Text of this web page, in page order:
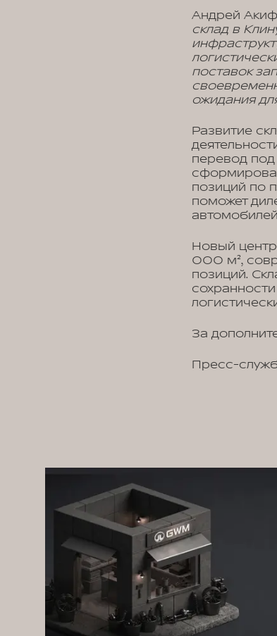
Андрей
склад в
поставок
ожидания
Развитие
перевод под
позиций по
поможет
Новый
000 м²,
позиций.
За
Пресс-